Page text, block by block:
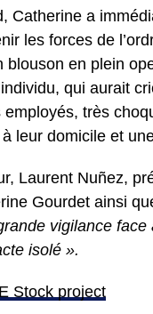
Catherine a
les forces de
blouson en plein
qui aurait
très
leur domicile et
Laurent Nuñez,
Gourdet ainsi
vigilance
isolé ».
Stock project